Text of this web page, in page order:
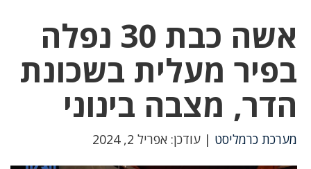
אשה כבת 30 נפלה
בפיר מעלית בשכונת
הדר, מצבה בינוני
מערכת כרמליסט | עודכן: אפריל 2, 2024